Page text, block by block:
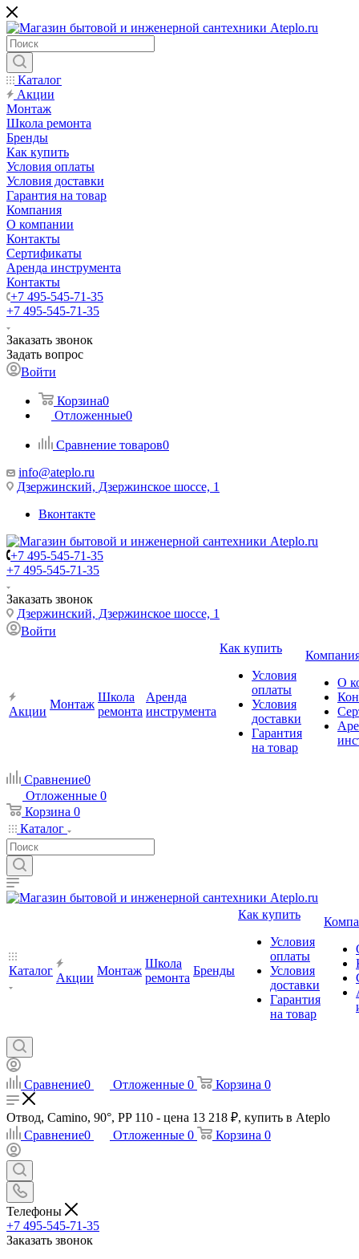
Каталог
Акции
Монтаж
Школа ремонта
Бренды
Как купить
Условия оплаты
Условия доставки
Гарантия на товар
Компания
О компании
Контакты
Сертификаты
Аренда инструмента
Контакты
+7 495-545-71-35
+7 495-545-71-35
Заказать звонок
Задать вопрос
Войти
Корзина0
Отложенные0
Сравнение товаров0
info@ateplo.ru
Дзержинский, Дзержинское шоссе, 1
Вконтакте
+7 495-545-71-35
+7 495-545-71-35
Заказать звонок
Дзержинский, Дзержинское шоссе, 1
Войти
Акции
Монтаж
Школа
ремонта
Аренда
инструмента
Как купить
Условия
оплаты
Условия
доставки
Гарантия
на товар
О
Сравнение0
Отложенные 0
Корзина 0
Каталог
Каталог
Акции
Монтаж
Школа
ремонта
Бренды
Как купить
Условия
оплаты
Условия
доставки
Гарантия
на товар
Сравнение0 Отложенные 0 Корзина 0
Отвод, Camino, 90°, PP 110 - цена 13 218 ₽, купить в Ateplo
Сравнение0 Отложенные 0 Корзина 0
Телефоны
+7 495-545-71-35
Заказать звонок